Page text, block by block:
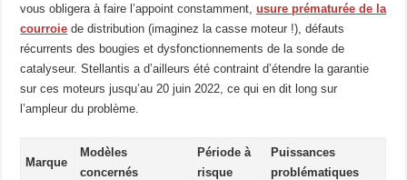
vous obligera à faire l’appoint constamment,usure prématurée de la
courroie de distribution (imaginez la casse moteur !), défauts
récurrents des bougies et dysfonctionnements de la sonde de
catalyseur. Stellantis a d’ailleurs été contraint d’étendre la garantie
sur ces moteurs jusqu’au 20 juin 2022, ce qui en dit long sur
l’ampleur du problème.
Marque
Modèles
concernés
Période à
risque
Puissances
problématiques